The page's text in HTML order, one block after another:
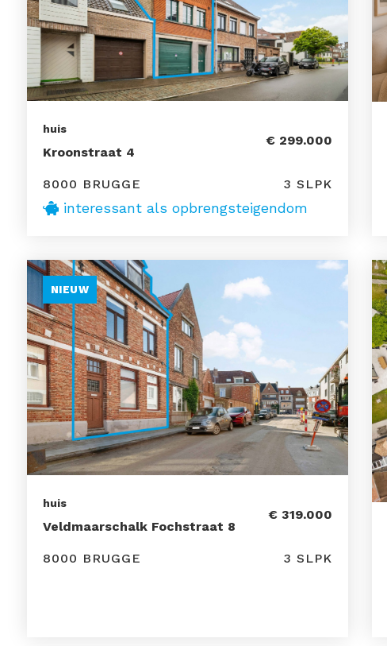
huis
Kroonstraat 4
€ 299.000
8000 BRUGGE 3 SLPK
interessant als opbrengsteigendom
NIEUW
huis
Veldmaarschalk Fochstraat 8
€ 319.000
8000 BRUGGE 3 SLPK